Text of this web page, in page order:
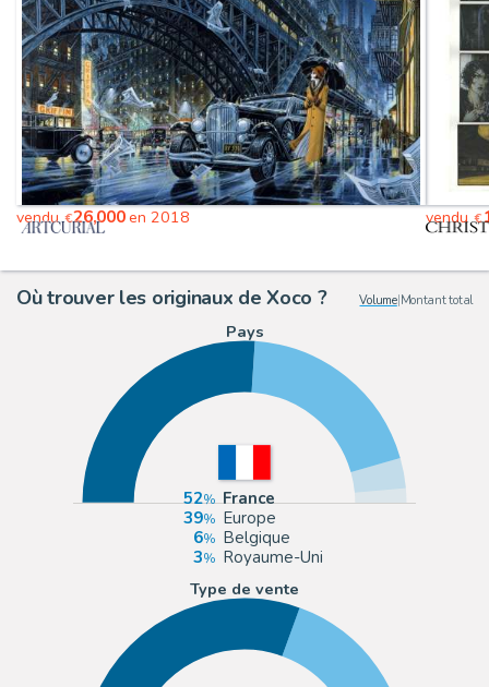
vendu€26,000en 2018 vendu€
Où trouver les originaux de Xoco ? Volume| Montant total
Pays
52
France
39
Europe
6
Belgique
3
Royaume-Uni
Type de vente